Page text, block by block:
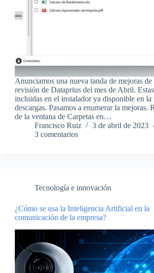
Anunciamos una nueva tanda de mejoras de
revisión de Dataprius del mes de Abril.
incluidas en el instalador ya disponible en la
descargas. Pasamos a enumerar la mejoras.
de la ventana de Carpetas en…
Francisco Ruiz
3 de abril de 2023
3 comentarios
Tecnología e innovación
¿Cómo se usa la Inteligencia Artificial en la
comunicación de la empresa?